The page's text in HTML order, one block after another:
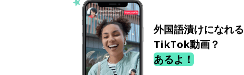
外国語漬けになれる
TikTok動画？
あるよ！